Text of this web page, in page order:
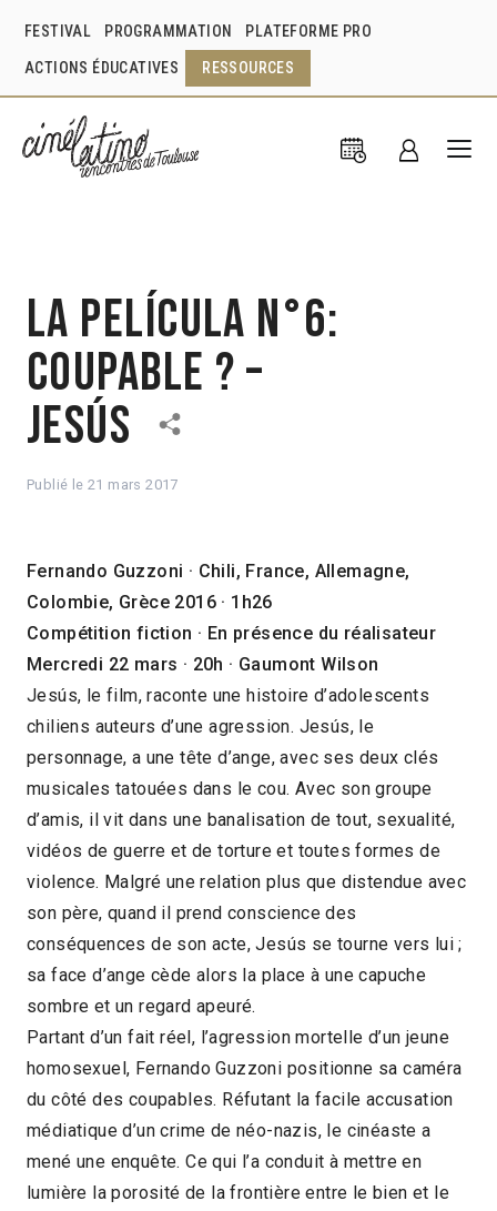
FESTIVAL PROGRAMMATION PLATEFORME PRO
ACTIONS ÉDUCATIVES RESSOURCES
La Película n°6:
Coupable ? –
Jesús
Publié le21 mars 2017
Fernando Guzzoni · Chili, France, Allemagne,
Colombie, Grèce 2016 · 1h26
Compétition fiction · En présence du réalisateur
Mercredi 22 mars · 20h · Gaumont Wilson
Jesús, le film, raconte une histoire d’adolescents
chiliens auteurs d’une agression. Jesús, le
personnage, a une tête d’ange, avec ses deux clés
musicales tatouées dans le cou. Avec son groupe
d’amis, il vit dans une banalisation de tout, sexualité,
vidéos de guerre et de torture et toutes formes de
violence. Malgré une relation plus que distendue avec
son père, quand il prend conscience des
conséquences de son acte, Jesús se tourne vers lui ;
sa face d’ange cède alors la place à une capuche
sombre et un regard apeuré.
Partant d’un fait réel, l’agression mortelle d’un jeune
homosexuel, Fernando Guzzoni positionne sa caméra
du côté des coupables. Réfutant la facile accusation
médiatique d’un crime de néo-nazis, le cinéaste a
mené une enquête. Ce qui l’a conduit à mettre en
lumière la porosité de la frontière entre le bien et le